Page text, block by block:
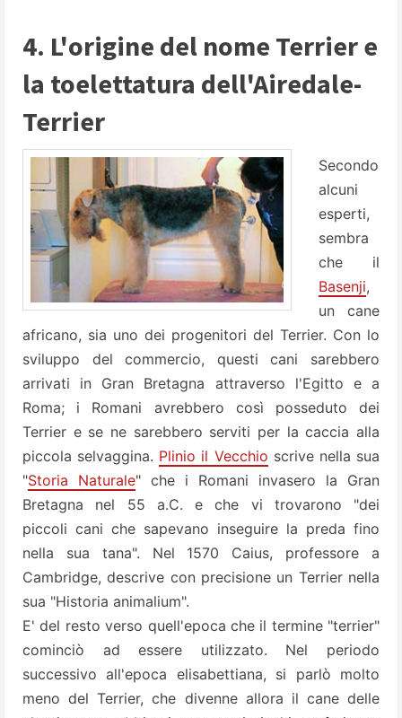
4. L'origine del nome Terrier e
la toelettatura dell'Airedale-
Terrier
Secondo
alcuni
esperti,
sembra
che il
Basenji,
un cane
africano, sia uno dei progenitori del Terrier. Con lo
sviluppo del commercio, questi cani sarebbero
arrivati in Gran Bretagna attraverso l'Egitto e a
Roma; i Romani avrebbero così posseduto dei
Terrier e se ne sarebbero serviti per la caccia alla
piccola selvaggina. Plinio il Vecchio scrive nella sua
"Storia Naturale" che i Romani invasero la Gran
Bretagna nel 55 a.C. e che vi trovarono "dei
piccoli cani che sapevano inseguire la preda fino
nella sua tana". Nel 1570 Caius, professore a
Cambridge, descrive con precisione un Terrier nella
sua "Historia animalium".
E' del resto verso quell'epoca che il termine "terrier"
cominciò ad essere utilizzato. Nel periodo
successivo all'epoca elisabettiana, si parlò molto
meno del Terrier, che divenne allora il cane delle